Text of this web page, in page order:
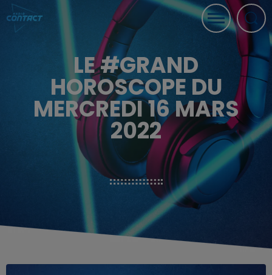
LE #GRAND
HOROSCOPE DU
MERCREDI 16 MARS
2022